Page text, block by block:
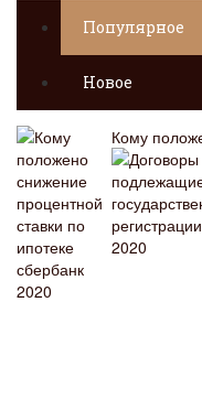
Популярное
Новое
Кому